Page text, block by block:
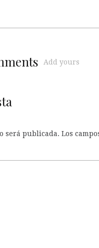
Add yours
será publicada. Los